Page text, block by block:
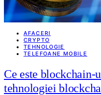
AFACERI
CRYPTO
TEHNOLOGIE
TELEFOANE MOBILE
Ce este blockchain-
tehnologiei